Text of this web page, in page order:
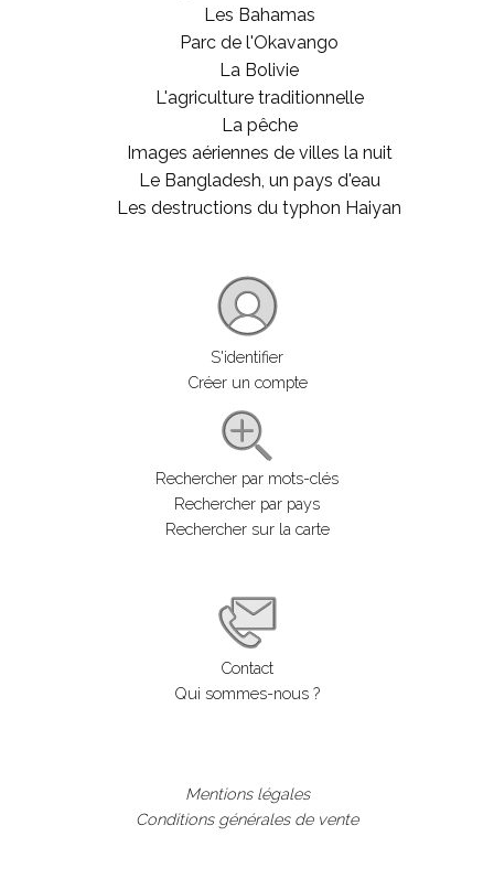
Les Bahamas
Parc de l'Okavango
La Bolivie
L'agriculture traditionnelle
La pêche
Images aériennes de villes la nuit
Le Bangladesh, un pays d'eau
Les destructions du typhon Haiyan
S'identifier
Créer un compte
Rechercher par mots-clés
Rechercher par pays
Rechercher sur la carte
Contact
Qui sommes-nous ?
Mentions légales
Conditions générales de vente